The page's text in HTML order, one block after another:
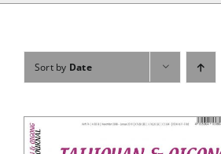
Sort by Date